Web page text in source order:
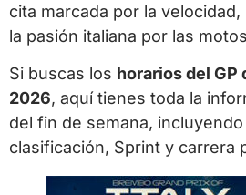
cita marcada por la
la pasión italiana por las
Si buscas los horarios del GP
2026, aquí tienes toda la
del fin de semana,
clasificación, Sprint y carrera